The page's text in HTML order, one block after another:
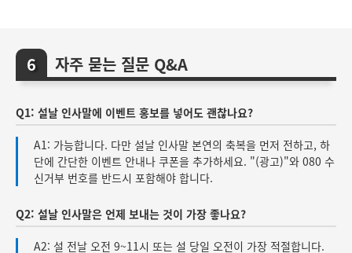
자주 묻는 질문 Q&A
Q1: 설날 인사말에 이벤트 홍보를 넣어도 괜찮나요?
A1: 가능합니다. 다만 설날 인사말 본연의 축복을 먼저 전하고, 하
단에 간단한 이벤트 안내나 쿠폰을 추가하세요. "(광고)"와 080 수
신거부 번호를 반드시 포함해야 합니다.
Q2: 설날 인사말은 언제 보내는 것이 가장 좋나요?
A2: 설 전날 오전 9~11시 또는 설 당일 오전이 가장 적절합니다.